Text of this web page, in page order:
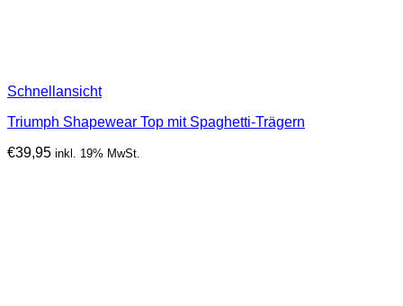
Schnellansicht
Triumph Shapewear Top mit Spaghetti-Trägern
€39,95 inkl. 19% MwSt.